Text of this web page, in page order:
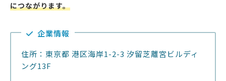
につながります。
企業情報
住所：東京都 港区海岸1-2-3 汐留芝離宮ビルディ
ング13F